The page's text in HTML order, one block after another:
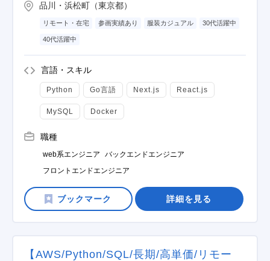
品川・浜松町（東京都）
リモート・在宅 参画実績あり 服装カジュアル 30代活躍中
40代活躍中
言語・スキル
Python Go言語 Next.js React.js
MySQL Docker
職種
web系エンジニア
バックエンドエンジニア
フロントエンドエンジニア
詳細を見る
【AWS/Python/SQL/長期/高単価/リモー